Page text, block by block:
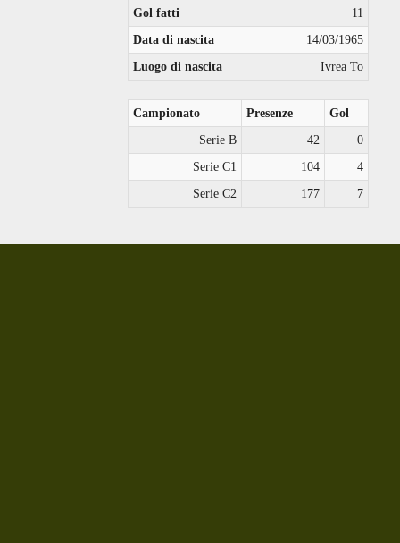
Gol fatti
11
Data di nascita
14/03/1965
Luogo di nascita
Ivrea To
Campionato Presenze
Gol
Serie B
42
0
Serie C1
104
4
Serie C2
177 7